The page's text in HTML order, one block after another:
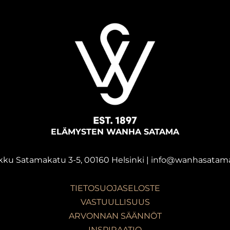
ELÄMYSTEN WANHA SATAMA
Satamakatu 3-5, 00160 Helsinki |
TIETOSUOJASELOSTE
VASTUULLISUUS
ARVONNAN SÄÄNNÖT